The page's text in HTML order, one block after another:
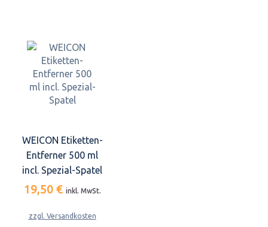
WEICON Etiketten-
Entferner 500 ml
incl. Spezial-Spatel
19,50 € inkl. MwSt.
zzgl. Versandkosten